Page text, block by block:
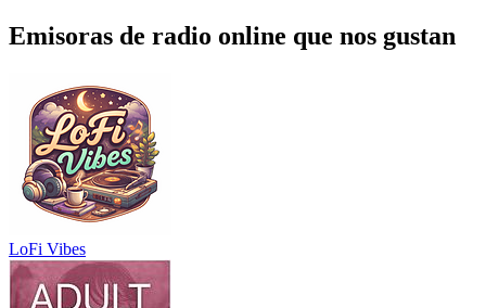
Emisoras de radio online que nos gustan
LoFi Vibes